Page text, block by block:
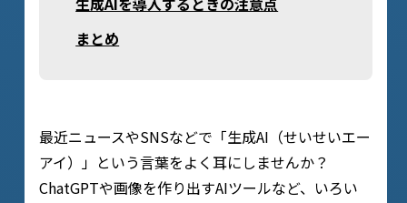
まとめ
最近ニュースやSNSなどで「生成AI（せいせいエー
アイ）」という言葉をよく耳にしませんか？
ChatGPTや画像を作り出すAIツールなど、いろい